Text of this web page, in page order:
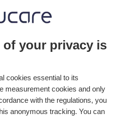
50 37 90
of your privacy is
cookies essential to its
measurement cookies and only
with the regulations, you
anonymous tracking. You can